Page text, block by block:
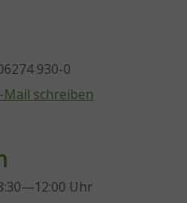
930-0
Mail schreiben
Uhr